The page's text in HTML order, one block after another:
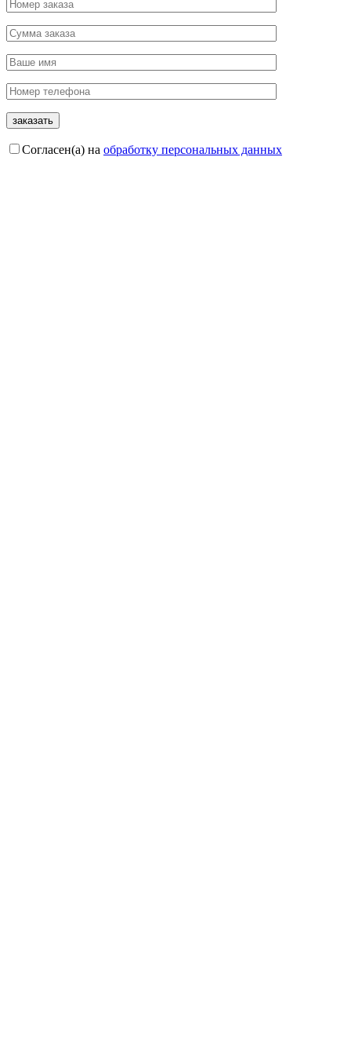
Согласен(а) на обработку персональных данных